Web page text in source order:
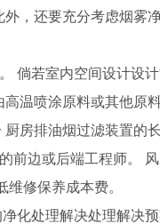
，还要充分考虑烟雾
倘若室内空间设计设
温喷涂原料或其他原
房排油烟过滤装置的
前边或后端工程师。
修保养成本费。
化处理解决处理解决